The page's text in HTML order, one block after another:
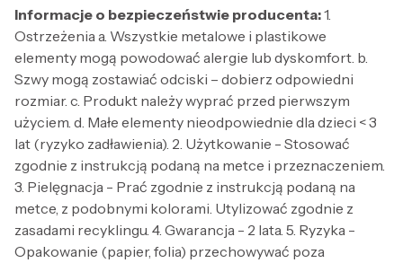
Informacje o bezpieczeństwie producenta:1.
Ostrzeżenia a. Wszystkie metalowe i plastikowe
elementy mogą powodować alergie lub dyskomfort. b.
Szwy mogą zostawiać odciski – dobierz odpowiedni
rozmiar. c. Produkt należy wyprać przed pierwszym
użyciem. d. Małe elementy nieodpowiednie dla dzieci < 3
lat (ryzyko zadławienia). 2. Użytkowanie - Stosować
zgodnie z instrukcją podaną na metce i przeznaczeniem.
3. Pielęgnacja - Prać zgodnie z instrukcją podaną na
metce, z podobnymi kolorami. Utylizować zgodnie z
zasadami recyklingu. 4. Gwarancja - 2 lata. 5. Ryzyka -
Opakowanie (papier, folia) przechowywać poza